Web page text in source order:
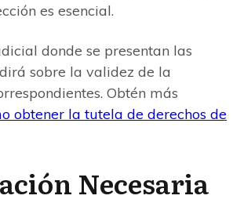
es esencial.
donde se presentan las
sobre la validez de la
Obtén más
obtener la tutela de derechos de
Necesaria